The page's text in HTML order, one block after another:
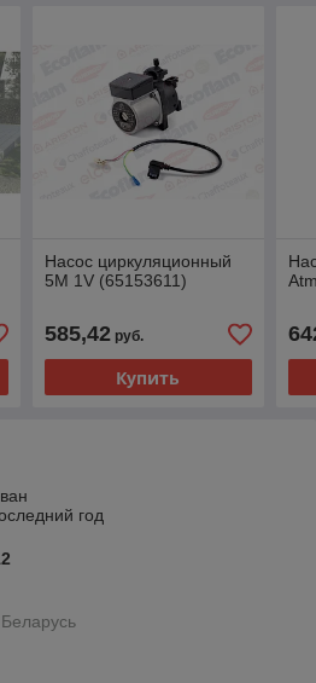
Насос циркуляционный
5M 1V (65153611)
585,42руб.
Купить
год